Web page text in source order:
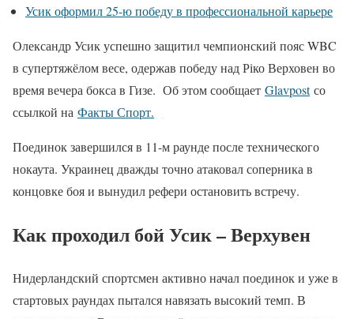
Усик оформил 25-ю победу в профессиональной карьере
Олександр Усик успешно защитил чемпионский пояс WBC
в супертяжёлом весе, одержав победу над Ріко Верховен во
время вечера бокса в Гизе. Об этом сообщает Glavpostсо
ссылкой на Факты Спорт.
Поединок завершился в 11-м раунде после технического
нокаута. Украинец дважды точно атаковал соперника в
концовке боя и вынудил рефери остановить встречу.
Как проходил бой Усик – Верхувен
Нидерландский спортсмен активно начал поединок и уже в
стартовых раундах пытался навязать высокий темп. В